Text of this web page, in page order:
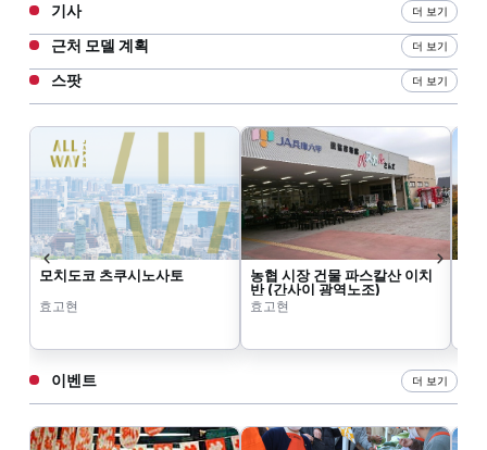
기사 더 보기
근처 모델 계획 더 보기
스팟 더 보기
모치도코 츠쿠시노사토
효고현
농협 시장 건물 파스칼산 이치
반 (간사이 광역노조)
효고현
이벤트 더 보기